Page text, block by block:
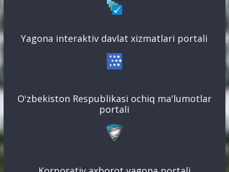
Yagona interaktiv davlat xizmatlari portali
O'zbekiston Respublikasi ochiq ma'lumotlar
portali